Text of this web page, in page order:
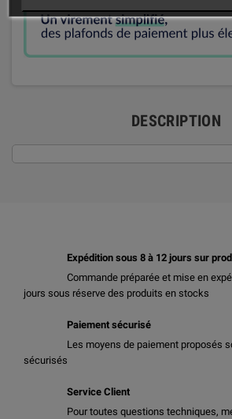
DESCRIPTION
Expédition sous 8 à 12 jours sur
Commande préparée et mise en
jours sous réserve des produits en stocks
Paiement sécurisé
Les moyens de paiement proposés
sécurisés
Service Client
Pour toutes questions techniques,